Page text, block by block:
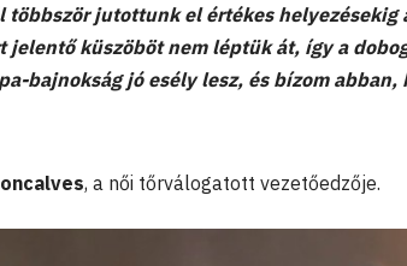
többször jutottunk el értékes helyezésekig
jelentő küszöböt nem léptük át, így a
bajnokság jó esély lesz, és bízom
, a női tőrválogatott vezetőedzője.